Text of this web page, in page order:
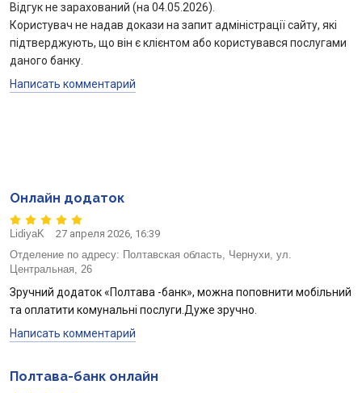
Відгук не зарахований (на 04.05.2026).
Користувач не надав докази на запит адміністрації сайту, які
підтверджують, що він є клієнтом або користувався послугами
даного банку.
Написать комментарий
Онлайн додаток
LidiyaK
27 апреля 2026, 16:39
Отделение по адресу: Полтавская область, Чернухи, ул.
Центральная, 26
Зручний додаток «Полтава -банк», можна поповнити мобільний
та оплатити комунальні послуги.Дуже зручно.
Написать комментарий
Полтава-банк онлайн